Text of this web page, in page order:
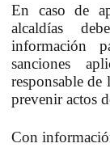
En caso de
alcaldías
información
sanciones
responsable
prevenir actos
Con